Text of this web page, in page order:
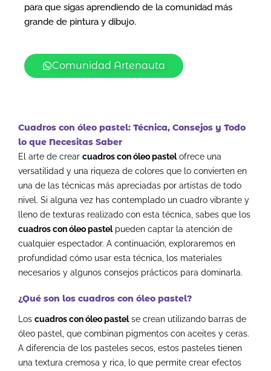
para que sigas aprendiendo de la comunidad más
grande de pintura y dibujo.
Comunidad Artenauta
Cuadros con óleo pastel: Técnica, Consejos y Todo
lo que Necesitas Saber
El arte de crear cuadros con óleo pastelofrece una
versatilidad y una riqueza de colores que lo convierten en
una de las técnicas más apreciadas por artistas de todo
nivel. Si alguna vez has contemplado un cuadro vibrante y
lleno de texturas realizado con esta técnica, sabes que los
cuadros con óleo pastelpueden captar la atención de
cualquier espectador. A continuación, exploraremos en
profundidad cómo usar esta técnica, los materiales
necesarios y algunos consejos prácticos para dominarla.
¿Qué son los cuadros con óleo pastel?
Los cuadros con óleo pastelse crean utilizando barras de
óleo pastel, que combinan pigmentos con aceites y ceras.
A diferencia de los pasteles secos, estos pasteles tienen
una textura cremosa y rica, lo que permite crear efectos